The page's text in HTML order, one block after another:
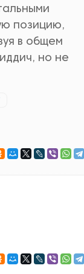
позицию,
в общем
но не